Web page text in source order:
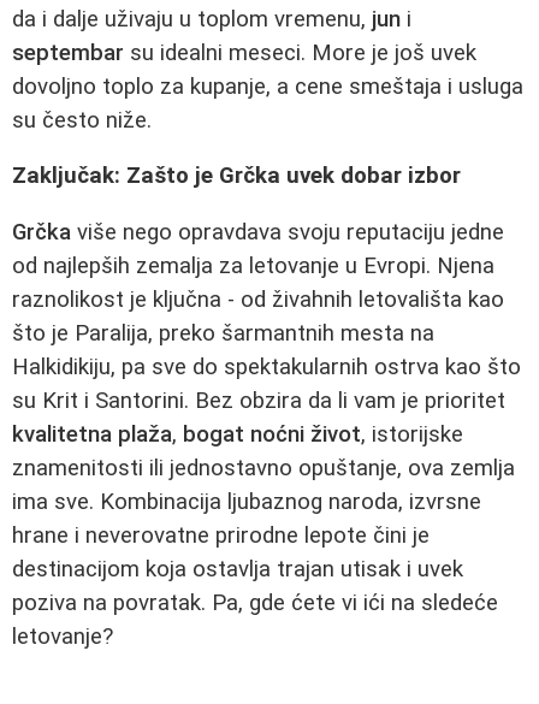
da i dalje uživaju u toplom vremenu, jun i
septembar su idealni meseci. More je još uvek
dovoljno toplo za kupanje, a cene smeštaja i usluga
su često niže.
Zaključak: Zašto je Grčka uvek dobar izbor
Grčka više nego opravdava svoju reputaciju jedne
od najlepših zemalja za letovanje u Evropi. Njena
raznolikost je ključna - od živahnih letovališta kao
što je Paralija, preko šarmantnih mesta na
Halkidikiju, pa sve do spektakularnih ostrva kao što
su Krit i Santorini. Bez obzira da li vam je prioritet
kvalitetna plaža, bogat noćni život, istorijske
znamenitosti ili jednostavno opuštanje, ova zemlja
ima sve. Kombinacija ljubaznog naroda, izvrsne
hrane i neverovatne prirodne lepote čini je
destinacijom koja ostavlja trajan utisak i uvek
poziva na povratak. Pa, gde ćete vi ići na sledeće
letovanje?